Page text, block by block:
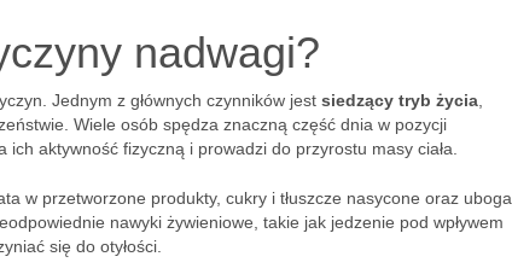
nadwagi?
Jednym z głównych czynników jest siedzący tryb życia
Wiele osób spędza znaczną część dnia w pozycji
aktywność fizyczną i prowadzi do przyrostu masy ciała.
w przetworzone produkty, cukry i tłuszcze nasycone oraz uboga
nawyki żywieniowe, takie jak jedzenie pod wpływem
się do otyłości.